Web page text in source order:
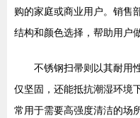
购的家庭或商业用户。销售
结构和颜色选择，帮助用户
不锈钢扫帚则以其耐用
仅坚固，还能抵抗潮湿环境
常用于需要高强度清洁的场